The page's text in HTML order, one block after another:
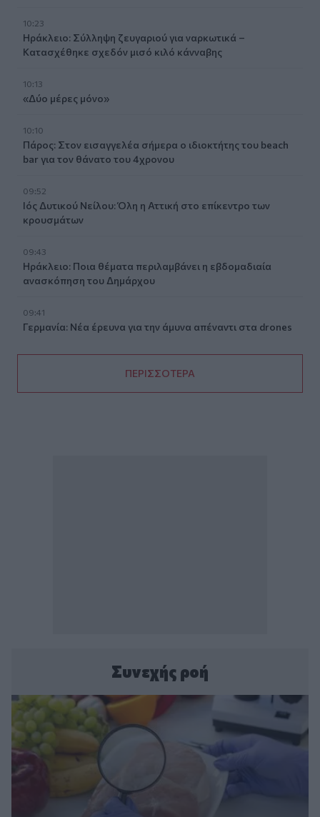
10:23
Ηράκλειο: Σύλληψη ζευγαριού για ναρκωτικά –
Κατασχέθηκε σχεδόν μισό κιλό κάνναβης
10:13
«Δύο μέρες μόνο»
10:10
Πάρος: Στον εισαγγελέα σήμερα ο ιδιοκτήτης του beach
bar για τον θάνατο του 4χρονου
09:52
Ιός Δυτικού Νείλου: Όλη η Αττική στο επίκεντρο των
κρουσμάτων
09:43
Ηράκλειο: Ποια θέματα περιλαμβάνει η εβδομαδιαία
ανασκόπηση του Δημάρχου
09:41
Γερμανία: Νέα έρευνα για την άμυνα απέναντι στα drones
ΠΕΡΙΣΣΟΤΕΡΑ
Συνεχής ροή